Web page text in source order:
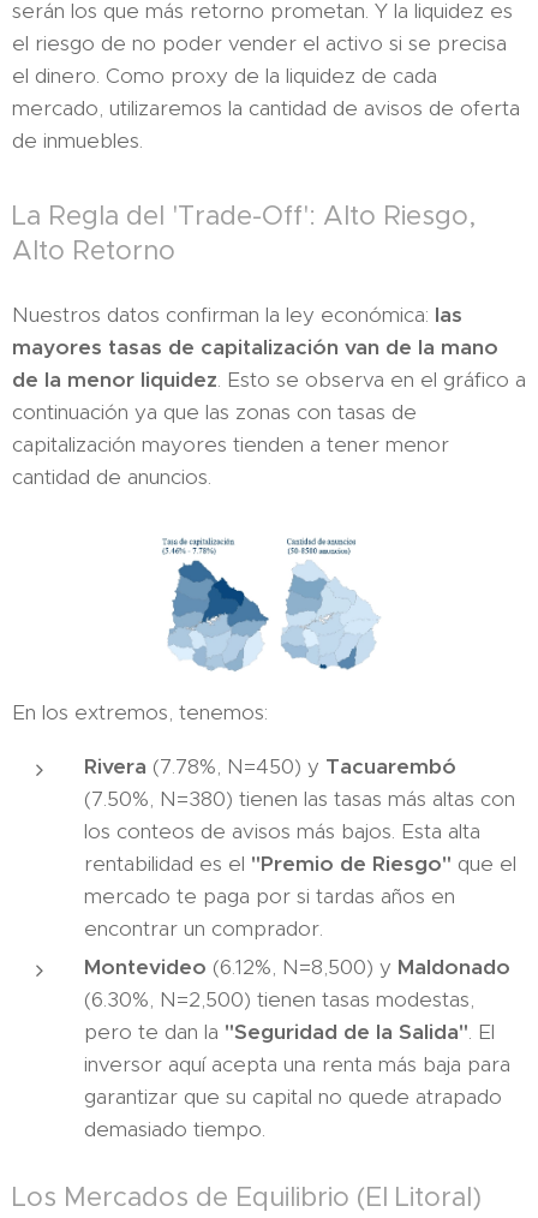
serán los que más retorno prometan. Y la liquidez es
el riesgo de no poder vender el activo si se precisa
el dinero. Como proxy de la liquidez de cada
mercado, utilizaremos la cantidad de avisos de oferta
de inmuebles.
La Regla del 'Trade-Off': Alto Riesgo,
Alto Retorno
Nuestros datos confirman la ley económica: las
mayores tasas de capitalización van de la mano
de la menor liquidez. Esto se observa en el gráfico a
continuación ya que las zonas con tasas de
capitalización mayores tienden a tener menor
cantidad de anuncios.
En los extremos, tenemos:
Rivera (7.78%, N=450) y Tacuarembó
(7.50%, N=380) tienen las tasas más altas con
los conteos de avisos más bajos. Esta alta
rentabilidad es el "Premio de Riesgo" que el
mercado te paga por si tardas años en
encontrar un comprador.
Montevideo (6.12%, N=8,500) y Maldonado
(6.30%, N=2,500) tienen tasas modestas,
pero te dan la "Seguridad de la Salida". El
inversor aquí acepta una renta más baja para
garantizar que su capital no quede atrapado
demasiado tiempo.
Los Mercados de Equilibrio (El Litoral)